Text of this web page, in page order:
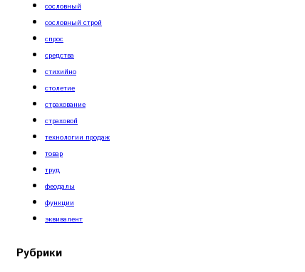
сословный
сословный строй
спрос
средства
стихийно
столетие
страхование
страховой
технологии продаж
товар
труд
феодалы
функции
эквивалент
Рубрики